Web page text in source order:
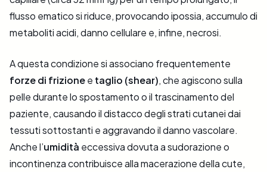
flusso ematico si riduce, provocando ipossia, accumulo di
metaboliti acidi, danno cellulare e, infine, necrosi.
A questa condizione si associano frequentemente
forze di frizionee taglio (shear), che agiscono sulla
pelle durante lo spostamento o il trascinamento del
paziente, causando il distacco degli strati cutanei dai
tessuti sottostanti e aggravando il danno vascolare.
Anche l’umidità eccessiva dovuta a sudorazione o
incontinenza contribuisce alla macerazione della cute,